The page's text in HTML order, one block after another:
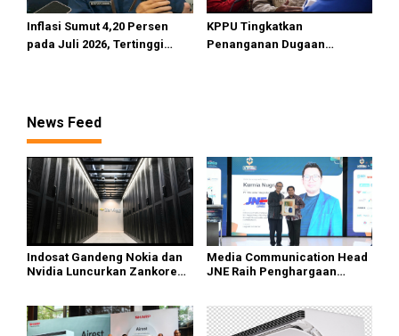
Inflasi Sumut 4,20 Persen
pada Juli 2026, Tertinggi
KPPU Tingkatkan
Penanganan Dugaan
News Feed
Indosat Gandeng Nokia dan
Nvidia Luncurkan Zankore
Media Communication Head
JNE Raih Penghargaan